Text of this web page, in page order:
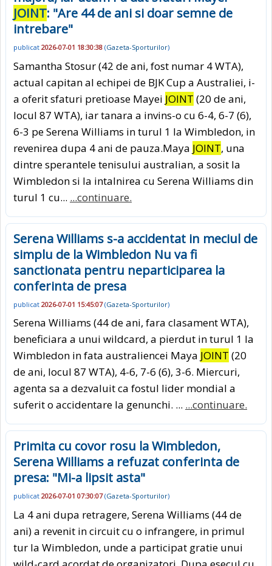
JOINT: "Are 44 de ani si doar semne de
intrebare"
publicat 2026-07-01 18:30:38 (Gazeta-Sporturilor)
Samantha Stosur (42 de ani, fost numar 4 WTA),
actual capitan al echipei de BJK Cup a Australiei, i-
a oferit sfaturi pretioase Mayei JOINT (20 de ani,
locul 87 WTA), iar tanara a invins-o cu 6-4, 6-7 (6),
6-3 pe Serena Williams in turul 1 la Wimbledon, in
revenirea dupa 4 ani de pauza.Maya JOINT, una
dintre sperantele tenisului australian, a sosit la
Wimbledon si la intalnirea cu Serena Williams din
turul 1 cu... ...continuare.
Serena Williams s-a accidentat in meciul de
simplu de la Wimbledon Nu va fi
sanctionata pentru neparticiparea la
conferinta de presa
publicat 2026-07-01 15:45:07(Gazeta-Sporturilor)
Serena Williams (44 de ani, fara clasament WTA),
beneficiara a unui wildcard, a pierdut in turul 1 la
Wimbledon in fata australiencei Maya JOINT (20
de ani, locul 87 WTA), 4-6, 7-6 (6), 3-6. Miercuri,
agenta sa a dezvaluit ca fostul lider mondial a
suferit o accidentare la genunchi. ... ...continuare.
Primita cu covor rosu la Wimbledon,
Serena Williams a refuzat conferinta de
presa: "Mi-a lipsit asta"
publicat 2026-07-01 07:30:07(Gazeta-Sporturilor)
La 4 ani dupa retragere, Serena Williams (44 de
ani) a revenit in circuit cu o infrangere, in primul
tur la Wimbledon, unde a participat gratie unui